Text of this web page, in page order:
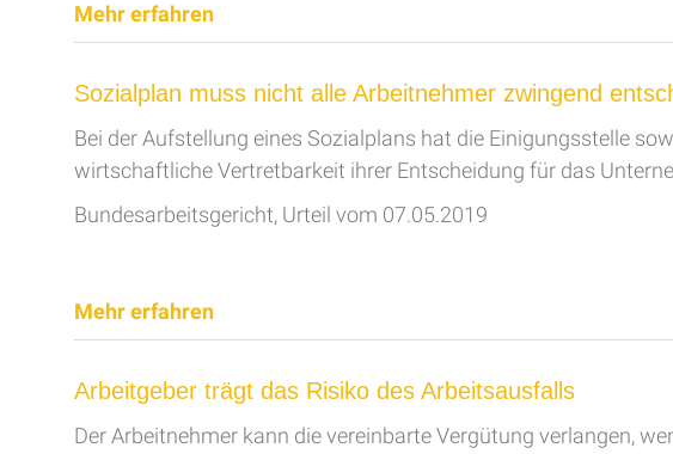
Mehr erfahren
Sozialplan muss nicht alle Arbeitnehmer zwingend
Bei der Aufstellung eines Sozialplans hat die Einigungsstelle
wirtschaftliche Vertretbarkeit ihrer Entscheidung für das
Bundesarbeitsgericht, Urteil vom 07.05.2019
Mehr erfahren
Arbeitgeber trägt das Risiko des Arbeitsausfalls
Der Arbeitnehmer kann die vereinbarte Vergütung verlangen,